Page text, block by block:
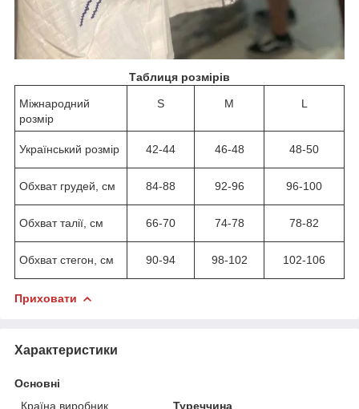
Таблиця розмірів
Міжнародний
розмір
S M L
Український розмір 42-44 46-48 48-50
Обхват грудей, см 84-88 92-96 96-100
Обхват талії, см 66-70 74-78 78-82
Обхват стегон, см 90-94 98-102 102-106
Приховати
Характеристики
Основні
Країна виробник
Туреччина